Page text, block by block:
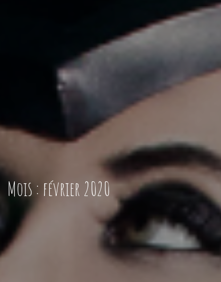
Mois : février 2020